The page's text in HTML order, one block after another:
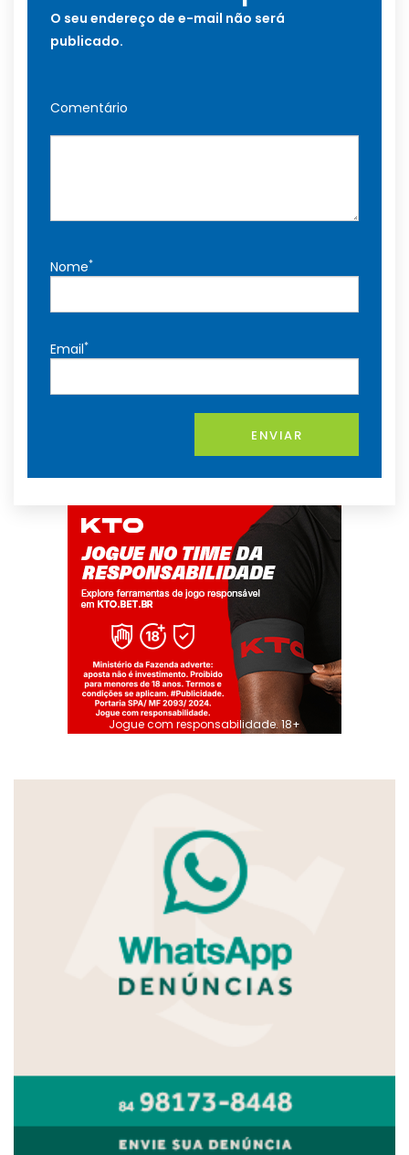
O seu endereço de e-mail não será
publicado.
Comentário
Nome*
Email*
ENVIAR
Jogue com responsabilidade. 18+